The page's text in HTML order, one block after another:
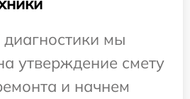
мы
утверждение смету
и начнем